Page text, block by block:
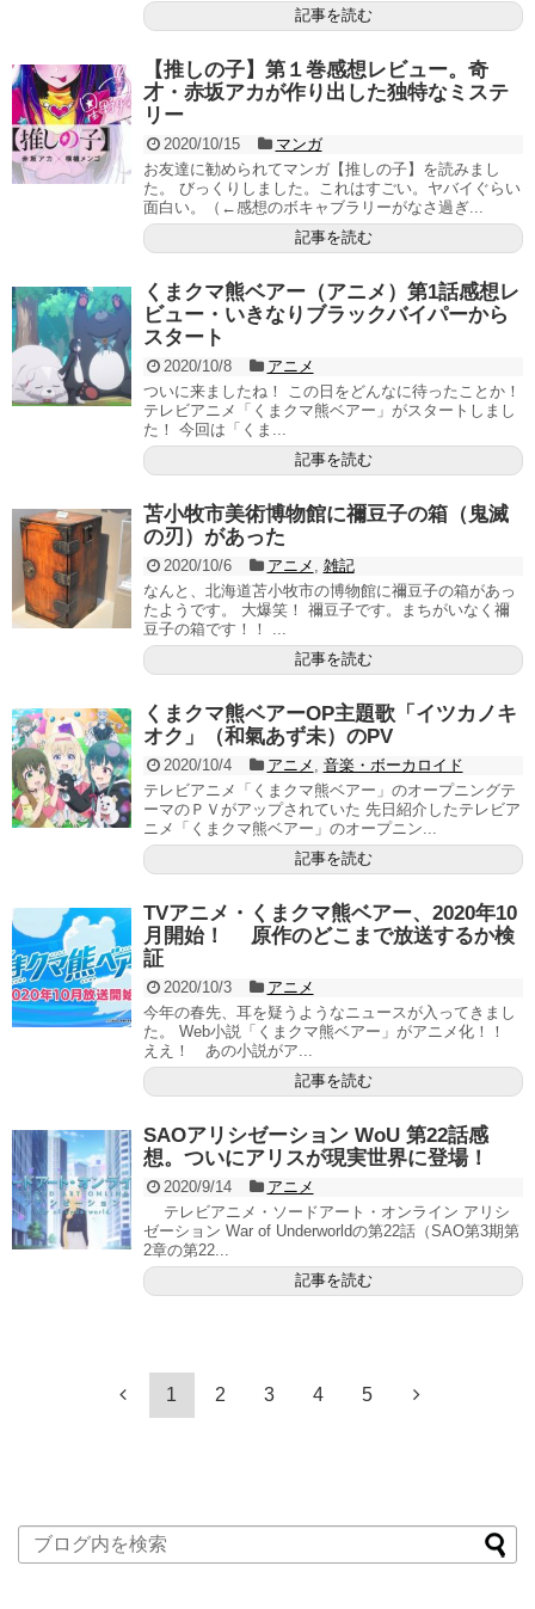
記事を読む
【推しの子】第１巻感想レビュー。奇
才・赤坂アカが作り出した独特なミステ
リー
2020/10/15
マンガ
お友達に勧められてマンガ【推しの子】を読みまし
た。 びっくりしました。これはすごい。ヤバイぐらい
面白い。（←感想のボキャブラリーがなさ過ぎ...
記事を読む
くまクマ熊ベアー（アニメ）第1話感想レ
ビュー・いきなりブラックバイパーから
スタート
2020/10/8
アニメ
ついに来ましたね！ この日をどんなに待ったことか！
テレビアニメ「くまクマ熊ベアー」がスタートしまし
た！ 今回は「くま...
記事を読む
苫小牧市美術博物館に禰豆子の箱（鬼滅
の刃）があった
2020/10/6 アニメ
雑記
なんと、北海道苫小牧市の博物館に禰豆子の箱があっ
たようです。 大爆笑！ 禰豆子です。まちがいなく禰
豆子の箱です！！ ...
記事を読む
くまクマ熊ベアーOP主題歌「イツカノキ
オク」（和氣あず未）のPV
2020/10/4 アニメ
音楽・ボーカロイド
テレビアニメ「くまクマ熊ベアー」のオープニングテ
ーマのＰＶがアップされていた 先日紹介したテレビア
ニメ「くまクマ熊ベアー」のオープニン...
記事を読む
TVアニメ・くまクマ熊ベアー、2020年10
月開始！ 原作のどこまで放送するか検
証
2020/10/3
アニメ
今年の春先、耳を疑うようなニュースが入ってきまし
た。 Web小説「くまクマ熊ベアー」がアニメ化！！
ええ！ あの小説がア...
記事を読む
SAOアリシゼーション WoU 第22話感
想。ついにアリスが現実世界に登場！
2020/9/14
アニメ
テレビアニメ・ソードアート・オンライン アリシ
ゼーション War of Underworldの第22話（SAO第3期第
2章の第22...
記事を読む
1 2 3 4 5